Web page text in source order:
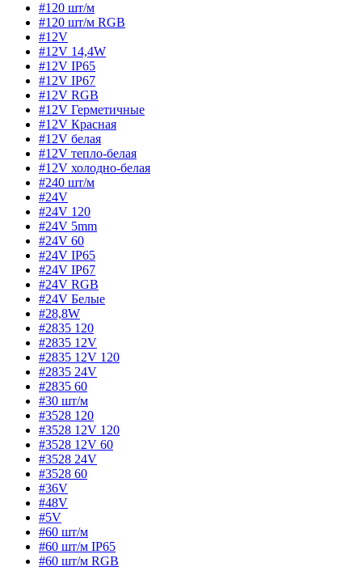
#120 шт/м
#120 шт/м RGB
#12V
#12V 14,4W
#12V IP65
#12V IP67
#12V RGB
#12V Герметичные
#12V Красная
#12V белая
#12V тепло-белая
#12V холодно-белая
#240 шт/м
#24V
#24V 120
#24V 5mm
#24V 60
#24V IP65
#24V IP67
#24V RGB
#24V Белые
#28,8W
#2835 120
#2835 12V
#2835 12V 120
#2835 24V
#2835 60
#30 шт/м
#3528 120
#3528 12V 120
#3528 12V 60
#3528 24V
#3528 60
#36V
#48V
#5V
#60 шт/м
#60 шт/м IP65
#60 шт/м RGB